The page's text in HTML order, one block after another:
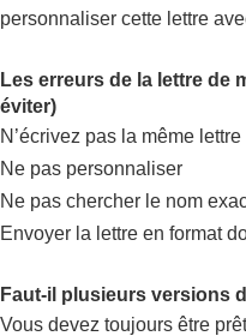
personnaliser cette lettre
Les erreurs de la lettre de
éviter)
N’écrivez pas la même
Ne pas personnaliser
Ne pas chercher le nom
Envoyer la lettre en format
Faut-il plusieurs versions
Vous devez toujours être